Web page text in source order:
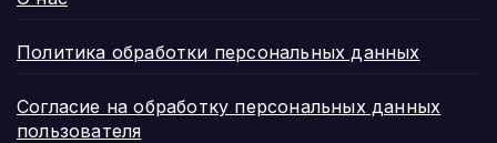
Политика обработки персональных данных
Согласие на обработку персональных данных
пользователя